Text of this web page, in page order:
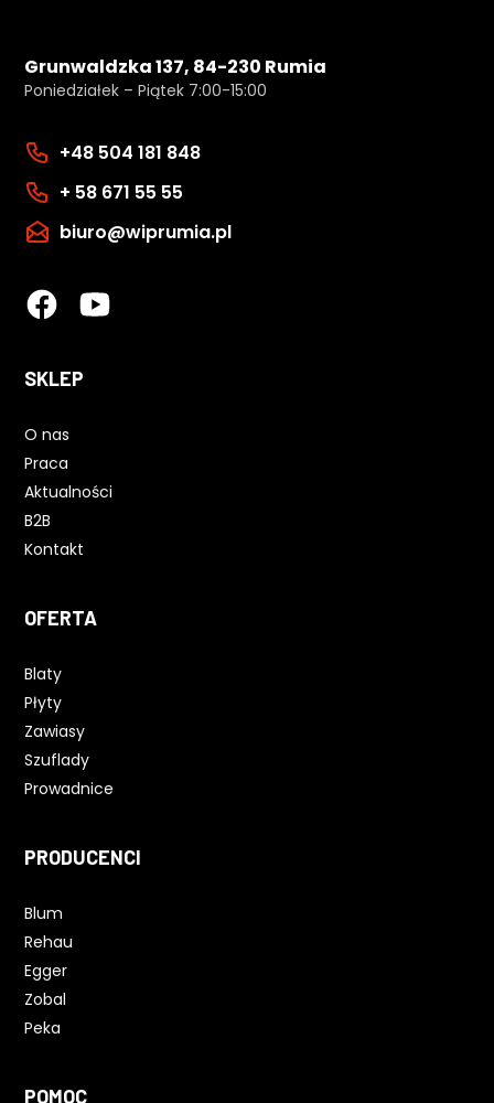
Grunwaldzka 137, 84-230 Rumia
Poniedziałek – Piątek 7:00-15:00
+48 504 181 848
+ 58 671 55 55
biuro@wiprumia.pl
SKLEP
O nas
Praca
Aktualności
B2B
Kontakt
OFERTA
Blaty
Płyty
Zawiasy
Szuflady
Prowadnice
PRODUCENCI
Blum
Rehau
Egger
Zobal
Peka
POMOC